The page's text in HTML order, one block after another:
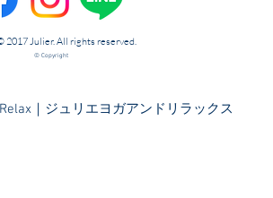
2017 Julier. All rights reserved.
© Copyright
｜ジュリエヨガアンドリラックス